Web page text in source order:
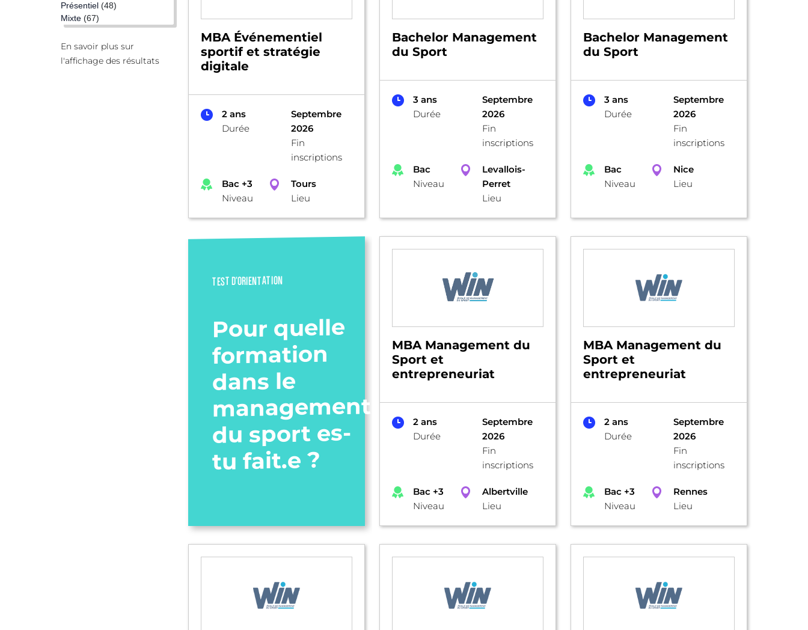
Présentiel (48)
Mixte (67)
En savoir plus sur
l'affichage des résultats
MBA Événementiel
sportif et stratégie
digitale
2 ans
Durée
Septembre
2026
Fin
inscriptions
Bac +3
Niveau
Tours
Lieu
Bachelor Management
du Sport
3 ans
Durée
Septembre
2026
Fin
inscriptions
Bac
Niveau
Levallois-
Perret
Lieu
Bachelor Management
du Sport
3 ans
Durée
Septembre
2026
Fin
inscriptions
Bac
Niveau
Nice
Lieu
TEST D’ORIENTATION
Pour quelle
formation
dans le
management
du sport es-
tu fait.e ?
MBA Management du
Sport et
entrepreneuriat
2 ans
Durée
Septembre
2026
Fin
inscriptions
Bac +3
Niveau
Albertville
Lieu
MBA Management du
Sport et
entrepreneuriat
2 ans
Durée
Septembre
2026
Fin
inscriptions
Bac +3
Niveau
Rennes
Lieu